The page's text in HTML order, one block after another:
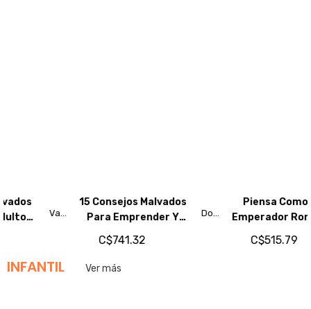
Vania
15 Consejos Malvados
Para Emprender Y
Enfermarte De Poder
C$741.32
Donald
Piensa Como Un
Emperador Romano.
Gobierna Tus Emociones
Y Encuentra La
C$515.79
INFANTIL Ver más